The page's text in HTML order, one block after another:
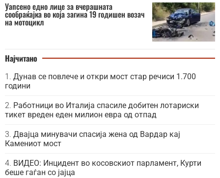
Уапсено едно лице за вчерашната
сообраќајка во која загина 19 годишен возач
на мотоцикл
Најчитано
Дунав се повлече и откри мост стар речиси 1.700
години
Работници во Италија спасиле добитен лотариски
тикет вреден еден милион евра од отпад
Двајца минувачи спасија жена од Вардар кај
Камениот мост
ВИДЕО: Инцидент во косовскиот парламент, Курти
беше гаѓан со јајца